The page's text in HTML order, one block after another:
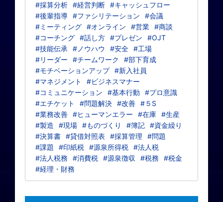
#採算分析 #経営判断 #キャッシュフロー
#後輩指導 #ファシリテーション
#会議
#ミーティング #オンライン #営業 #商談
#コーチング #話し方 #プレゼン
#OJT
#技能伝承
#ノウハウ #安全 #工場
#リーダー
#チームワーク
#部下育成
#モチベーションアップ #新入社員
#マネジメント
#ビジネスマナー
#コミュニケーション
#基本行動
#プロ意識
#エチケット
#問題解決 #改善 #５S
#業務改善 #ヒューマンエラー #在庫 #生産
#製造
#現場 #ものづくり #簿記 #資金繰り
#決算書 #貸借対照表 #採算管理
#問題
#課題
#印紙税 #源泉所得税 #法人税
#法人税務
#消費税 #源泉徴収 #税務
#税金
#経理・財務